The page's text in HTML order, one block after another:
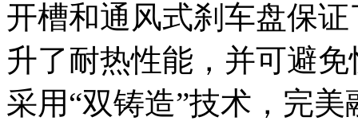
开槽和通风式刹车盘保
升了耐热性能，并可避
采用“双铸造”技术，完